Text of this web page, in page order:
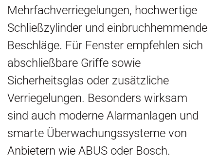
Mehrfachverriegelungen, hochwertige
Schließzylinder und einbruchhemmende
Beschläge. Für Fenster empfehlen sich
abschließbare Griffe sowie
Sicherheitsglas oder zusätzliche
Verriegelungen. Besonders wirksam
sind auch moderne Alarmanlagen und
smarte Überwachungssysteme von
Anbietern wie ABUS oder Bosch.